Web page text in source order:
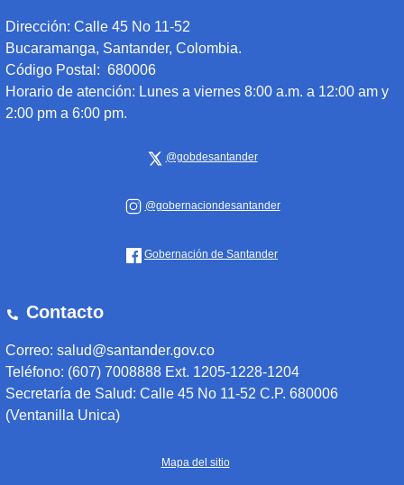
Dirección: Calle 45 No 11-52
Bucaramanga, Santander, Colombia.
Código Postal: 680006
Horario de atención: Lunes a viernes 8:00 a.m. a 12:00 am y
2:00 pm a 6:00 pm.
@gobdesantander
@gobernaciondesantander
Gobernación de Santander
Contacto
Correo: salud@santander.gov.co
Teléfono: (607) 7008888 Ext. 1205-1228-1204
Secretaría de Salud: Calle 45 No 11-52 C.P. 680006
(Ventanilla Unica)
Mapa del sitio